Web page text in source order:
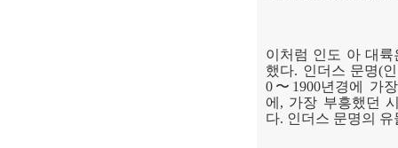
이처럼 인도 아 대
했다. 인더스 문명(
0 〜 1900년경에 가
에 , 가장 부흥했던
다. 인더스 문명의